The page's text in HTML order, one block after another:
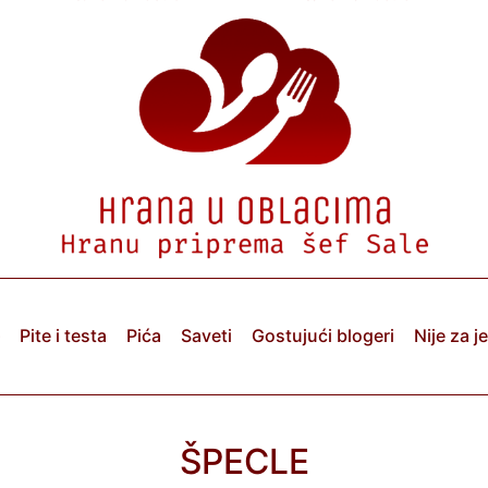
Pite i testa Pića Saveti Gostujući blogeri Nije za
ŠPECLE